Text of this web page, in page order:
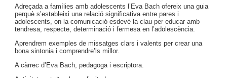
Adreçada a famílies amb adolescents l’Eva Bach ofereix una guia
perquè s’estableixi una relació significativa entre pares i
adolescents, on la comunicació esdevé la clau per educar amb
tendresa, respecte, determinació i fermesa en l’adolescència.
Aprendrem exemples de missatges clars i valents per crear una
bona sintonia i comprendre’ls millor.
A càrrec d’Eva Bach, pedagoga i escriptora.